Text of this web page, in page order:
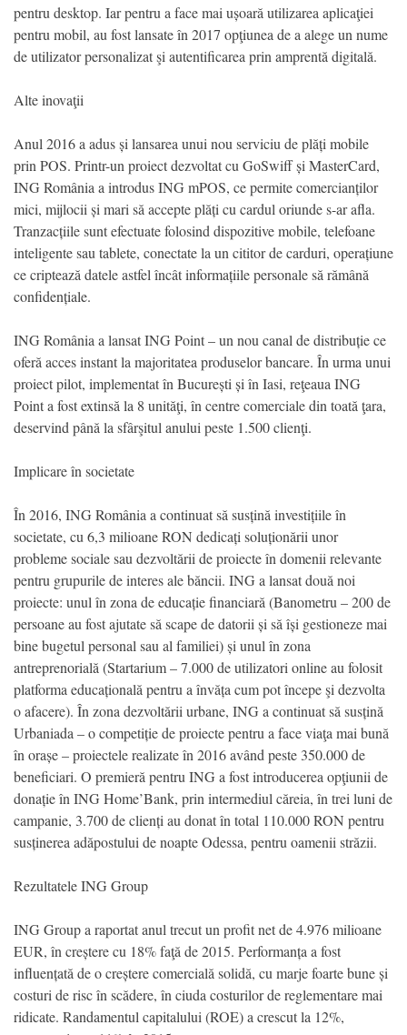
pentru desktop. Iar pentru a face mai ușoară utilizarea aplicaţiei
pentru mobil, au fost lansate în 2017 opţiunea de a alege un nume
de utilizator personalizat şi autentificarea prin amprentă digitală.
Alte inovaţii
Anul 2016 a adus și lansarea unui nou serviciu de plăți mobile
prin POS. Printr-un proiect dezvoltat cu GoSwiff și MasterCard,
ING România a introdus ING mPOS, ce permite comercianților
mici, mijlocii și mari să accepte plăți cu cardul oriunde s-ar afla.
Tranzacțiile sunt efectuate folosind dispozitive mobile, telefoane
inteligente sau tablete, conectate la un cititor de carduri, operațiune
ce criptează datele astfel încât informațiile personale să rămână
confidențiale.
ING România a lansat ING Point – un nou canal de distribuție ce
oferă acces instant la majoritatea produselor bancare. În urma unui
proiect pilot, implementat în București și în Iasi, reţeaua ING
Point a fost extinsă la 8 unităţi, în centre comerciale din toată ţara,
deservind până la sfârşitul anului peste 1.500 clienţi.
Implicare în societate
În 2016, ING România a continuat să susțină investițiile în
societate, cu 6,3 milioane RON dedicați soluționării unor
probleme sociale sau dezvoltării de proiecte în domenii relevante
pentru grupurile de interes ale băncii. ING a lansat două noi
proiecte: unul în zona de educație financiară (Banometru – 200 de
persoane au fost ajutate să scape de datorii și să își gestioneze mai
bine bugetul personal sau al familiei) și unul în zona
antreprenorială (Startarium – 7.000 de utilizatori online au folosit
platforma educațională pentru a învăța cum pot începe şi dezvolta
o afacere). În zona dezvoltării urbane, ING a continuat să susțină
Urbaniada – o competiție de proiecte pentru a face viaţa mai bună
în orașe – proiectele realizate în 2016 având peste 350.000 de
beneficiari. O premieră pentru ING a fost introducerea opţiunii de
donație în ING Home’Bank, prin intermediul căreia, în trei luni de
campanie, 3.700 de clienți au donat în total 110.000 RON pentru
susținerea adăpostului de noapte Odessa, pentru oamenii străzii.
Rezultatele ING Group
ING Group a raportat anul trecut un profit net de 4.976 milioane
EUR, în creștere cu 18% faţă de 2015. Performanța a fost
influențată de o creștere comercială solidă, cu marje foarte bune și
costuri de risc în scădere, în ciuda costurilor de reglementare mai
ridicate. Randamentul capitalului (ROE) a crescut la 12%,